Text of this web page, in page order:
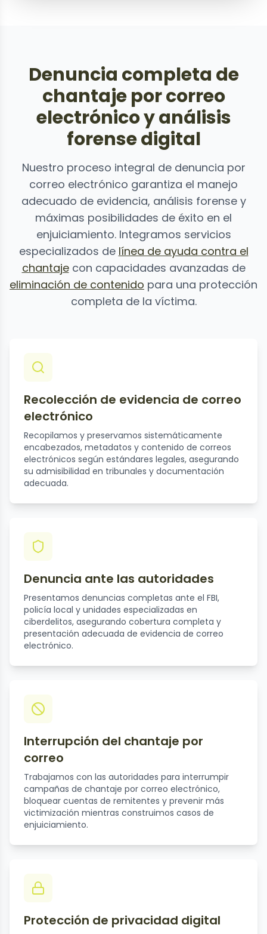
Denuncia completa de
chantaje por correo
electrónico y análisis
forense digital
Nuestro proceso integral de denuncia por
correo electrónico garantiza el manejo
adecuado de evidencia, análisis forense y
máximas posibilidades de éxito en el
enjuiciamiento. Integramos servicios
especializados de línea de ayuda contra el
chantajecon capacidades avanzadas de
eliminación de contenido para una protección
completa de la víctima.
Recolección de evidencia de correo
electrónico
Recopilamos y preservamos sistemáticamente
encabezados, metadatos y contenido de correos
electrónicos según estándares legales, asegurando
su admisibilidad en tribunales y documentación
adecuada.
Denuncia ante las autoridades
Presentamos denuncias completas ante el FBI,
policía local y unidades especializadas en
ciberdelitos, asegurando cobertura completa y
presentación adecuada de evidencia de correo
electrónico.
Interrupción del chantaje por
correo
Trabajamos con las autoridades para interrumpir
campañas de chantaje por correo electrónico,
bloquear cuentas de remitentes y prevenir más
victimización mientras construimos casos de
enjuiciamiento.
Protección de privacidad digital